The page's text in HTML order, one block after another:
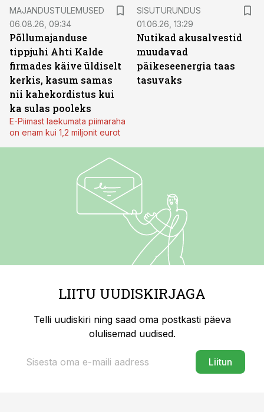
MAJANDUSTULEMUSED
06.08.26, 09:34
Põllumajanduse
tippjuhi Ahti Kalde
firmades käive üldiselt
kerkis, kasum samas
nii kahekordistus kui
ka sulas pooleks
E-Piimast laekumata piimaraha
on enam kui 1,2 miljonit eurot
SISUTURUNDUS
01.06.26, 13:29
Nutikad akusalvestid
muudavad
päikeseenergia taas
tasuvaks
LIITU UUDISKIRJAGA
Telli uudiskiri ning saad oma postkasti päeva
olulisemad uudised.
Liitun